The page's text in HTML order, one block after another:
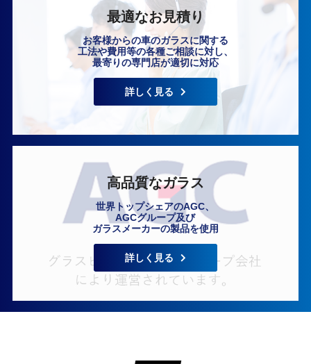
いますぐ無料相談
最適なお見積り
お客様からの車のガラスに関する
工法や費用等の各種ご相談に対し、
最寄りの専門店が適切に対応
詳しく見る
高品質なガラス
世界トップシェアのAGC、
AGCグループ及び
ガラスメーカーの製品を使用
詳しく見る